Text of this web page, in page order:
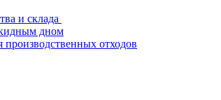
и склада
дном
отходов